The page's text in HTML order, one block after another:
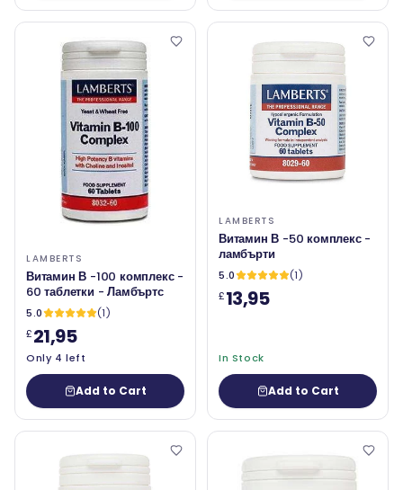
LAMBERTS
Витамин В -100 комплекс -
60 таблетки - Ламбъртс
5.0
(1)
£21,95
Only 4 left
Add to Cart
LAMBERTS
Витамин В -50 комплекс -
ламбърти
5.0
(1)
£13,95
In Stock
Add to Cart